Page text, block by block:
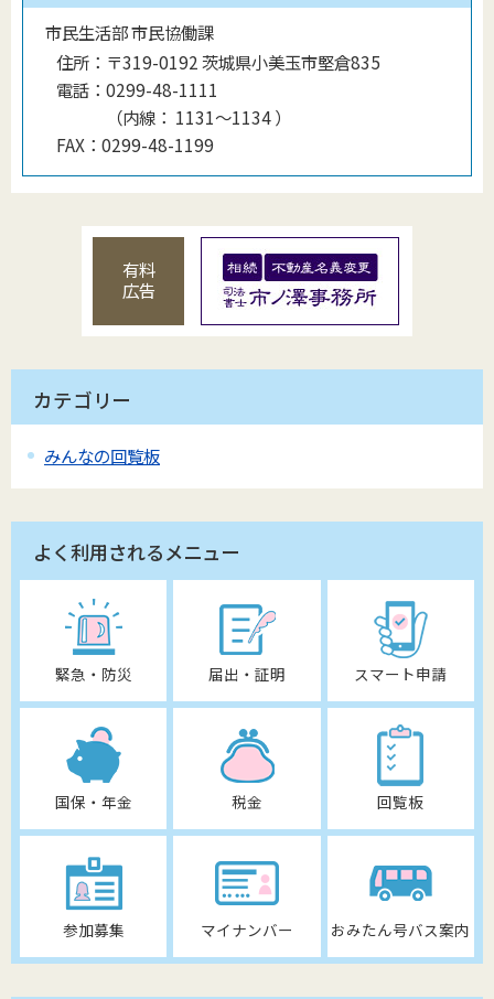
市民生活部 市民協働課
住所： 〒319-0192 茨城県小美玉市堅倉835
電話： 0299-48-1111
（内線 ： 1131〜1134）
FAX： 0299-48-1199
有料
広告
カテゴリー
みんなの回覧板
よく利用されるメニュー
緊急・防災 届出・証明 スマート申請
国保・年金 税金 回覧板
参加募集 マイナンバー おみたん号バス案内